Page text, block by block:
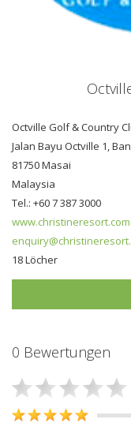
Octville Golf & Country
Jalan Bayu Octville 1,
81750 Masai
Malaysia
Tel.: +60 7 387 3000
www.christineresort.com
18 Löcher
0 Bewertungen